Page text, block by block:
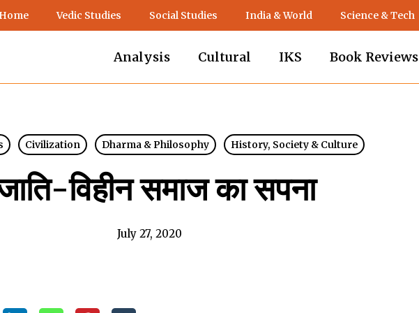
Vedic Studies Social Studies India & World Science & Tech
Analysis Cultural IKS Book Reviews
Civilization Dharma & Philosophy History, Society & Culture
विहीन समाज का सपना
July 27, 2020